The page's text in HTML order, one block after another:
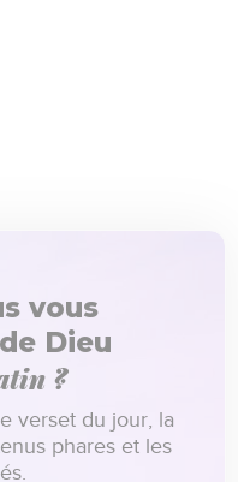
vous
Dieu
?
verset du jour, la
phares et les